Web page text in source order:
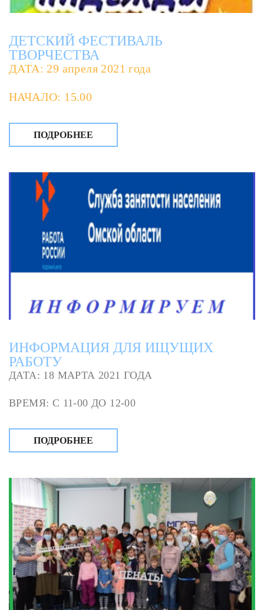
ДЕТСКИЙ ФЕСТИВАЛЬ
ТВОРЧЕСТВА
ДАТА: 29 апреля 2021 года
НАЧАЛО: 15.00
ПОДРОБНЕЕ
ИНФОРМАЦИЯ ДЛЯ ИЩУЩИХ
РАБОТУ
ДАТА: 18 МАРТА 2021 ГОДА
ВРЕМЯ: С 11-00 ДО 12-00
ПОДРОБНЕЕ